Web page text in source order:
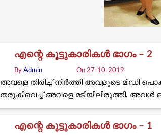
എന്റെ കൂട്ടുകാരികൾ ഭാഗം – 2
ByAdmin On 27-10-2019
അവളെ തിരിച്ച് നിർത്തി അവളുടെ മിഡി
തരുകിവെച്ച് അവളെ മടിയിലിരുത്തി.
എന്റെ കൂട്ടുകാരികൾ ഭാഗം – 1